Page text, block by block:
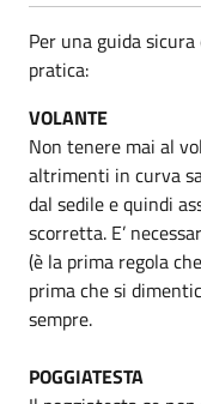
Per una guida
pratica:
VOLANTE
Non tenere mai al
altrimenti in curva
dal sedile e quindi
scorretta. E’
(è la prima regola
prima che si
sempre.
POGGIATESTA